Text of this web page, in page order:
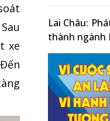
xe
Lai Châu:
thành